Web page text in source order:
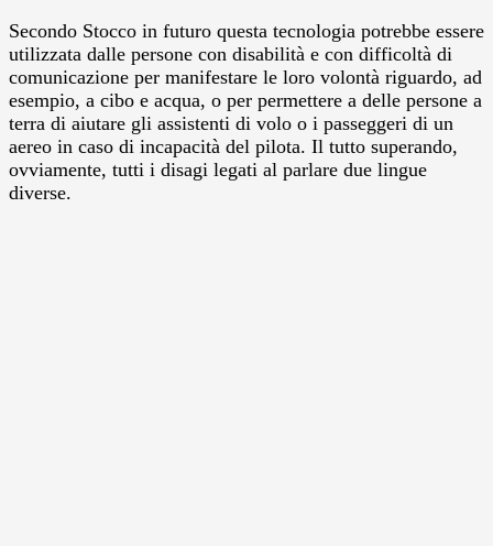
Secondo Stocco in futuro questa tecnologia potrebbe essere
utilizzata dalle persone con disabilità e con difficoltà di
comunicazione per manifestare le loro volontà riguardo, ad
esempio, a cibo e acqua, o per permettere a delle persone a
terra di aiutare gli assistenti di volo o i passeggeri di un
aereo in caso di incapacità del pilota. Il tutto superando,
ovviamente, tutti i disagi legati al parlare due lingue
diverse.